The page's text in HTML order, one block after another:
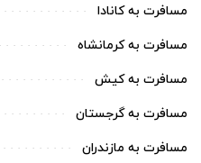
مسافرت به کانادا
مسافرت به کرمانشاه
مسافرت به کیش
مسافرت به گرجستان
مسافرت به مازندران